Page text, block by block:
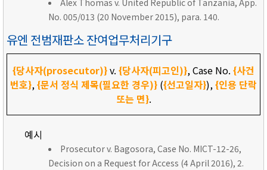
Alex Thomas v. United Republic of Tanzania, App.
No. 005/013 (20 November 2015), para. 140.
유엔 전범재판소 잔여업무처리기구
{당사자(prosecutor)}v. {당사자(피고인)}, Case No. {사건
번호},{문서 정식 제목(필요한 경우)} ({선고일자}),{인용 단락
또는 면}.
예시
Prosecutor v. Bagosora, Case No. MICT-12-26,
Decision on a Request for Access (4 April 2016), 2.